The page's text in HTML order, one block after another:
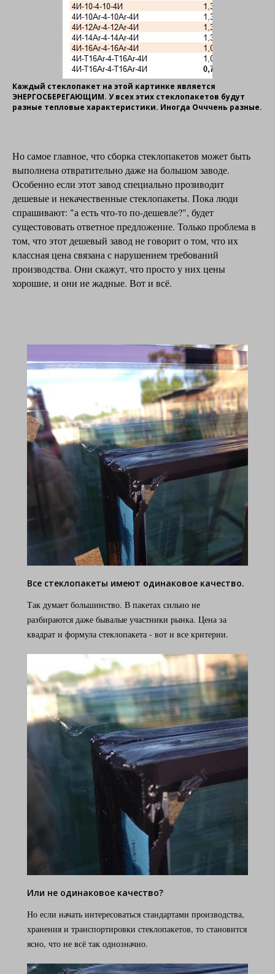
Каждый стеклопакет на этой картинке является
ЭНЕРГОСБЕРЕГАЮЩИМ. У всех этих стеклопакетов будут
разные тепловые характеристики. Иногда Очччень разные.
Но самое главное, что сборка стеклопакетов может быть
выполнена отвратительно даже на большом заводе.
Особенно если этот завод специально прозиводит
дешевые и некачественные стеклопакеты. Пока люди
спрашивают: "а есть что-то по-дешевле?", будет
сущестововать ответное предложение. Только проблема в
том, что этот дешевый завод не говорит о том, что их
классная цена связана с нарушением требований
производства. Они скажут, что просто у них цены
хорошие, и они не жадные. Вот и всё.
Все стеклопакеты имеют одинаковое качество.
Так думает большинство. В пакетах сильно не
разбираются даже бывалые участники рынка. Цена за
квадрат и формула стеклопакета - вот и все критерии.
Или не одинаковое качество?
Но если начать интересоваться стандартами производства,
хранения и транспортировки стеклопакетов, то становится
ясно, что не всё так однозначно.